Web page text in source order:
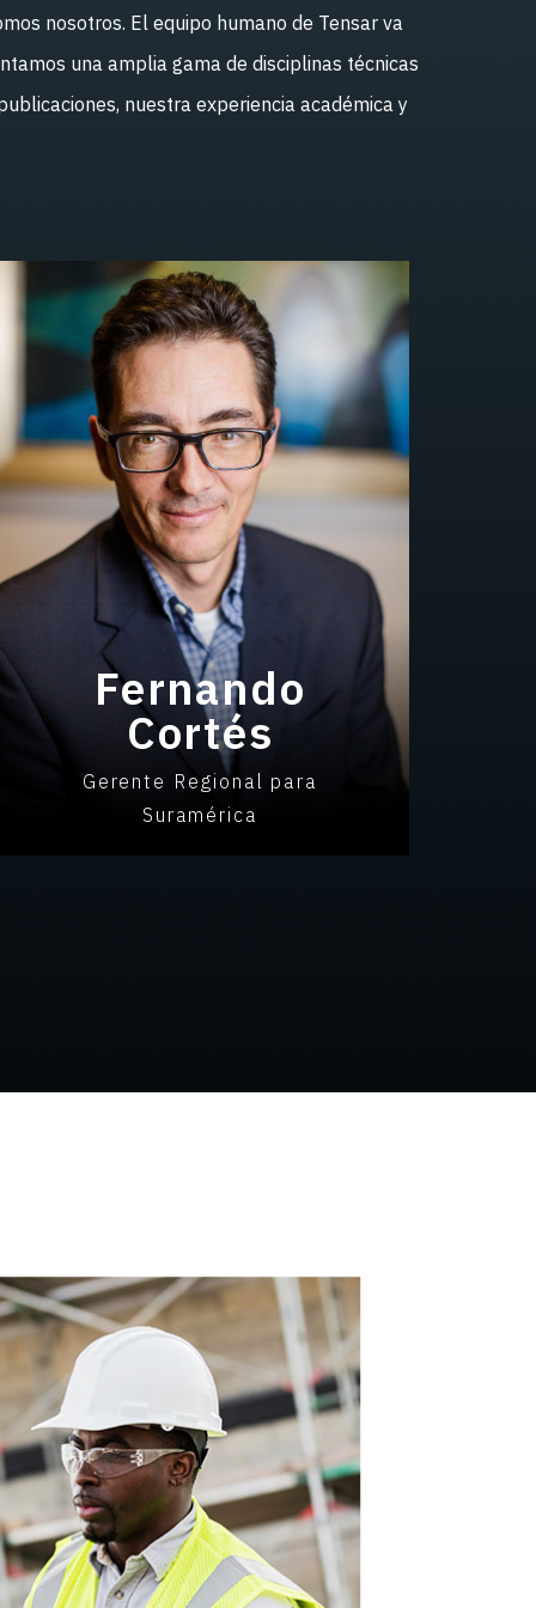
nosotros. El equipo humano de Tensar va
una amplia gama de disciplinas técnicas
nuestra experiencia académica y
Fernando
Cortés
Gerente Regional para
Suramérica